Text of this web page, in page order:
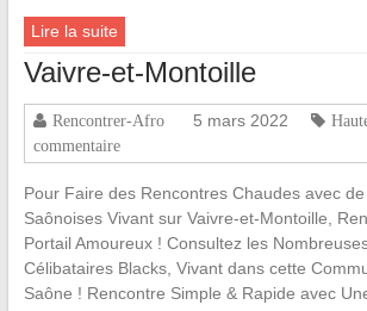
Lire la suite
Vaivre-et-Montoille
Rencontrer-Afro 5 mars 2022
commentaire
Pour Faire des Rencontres Chaudes avec
Saônoises Vivant sur Vaivre-et-Montoille,
Portail Amoureux ! Consultez les
Célibataires Blacks, Vivant dans cette
Saône ! Rencontre Simple & Rapide avec